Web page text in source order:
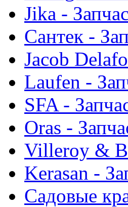
Jika -
Сантек -
Jacob
Laufen -
SFA -
Oras -
Villeroy &
Kerasan -
Садовые